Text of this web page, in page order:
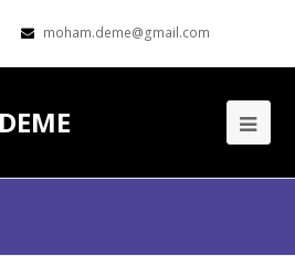
moham.deme@gmail.com